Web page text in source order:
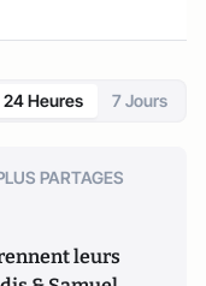
24 Heures 7 Jours
PARTAGES
leurs